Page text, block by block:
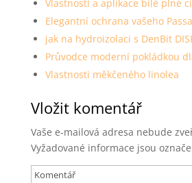
Vlastnosti a aplikace bílé plné
Elegantní ochrana vašeho
jak na hydroizolaci s DenBit
Průvodce moderní pokládkou
Vlastnosti měkčeného linolea
Vložit komentář
Vaše e-mailová adresa nebude
Vyžadované informace jsou